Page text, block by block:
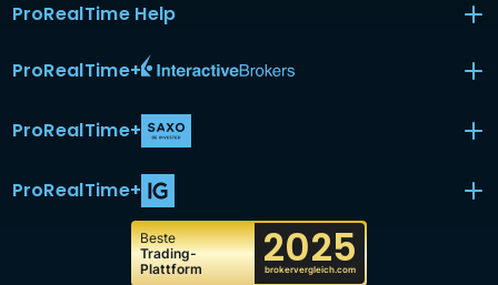
ProRealTime Help
ProRealTime+
ProRealTime+
ProRealTime+
Beste
Trading-
Plattform
2025
brokervergleich.com